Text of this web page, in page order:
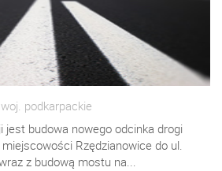
podkarpackie
jest budowa nowego odcinka drogi
Rzędzianowice do ul.
z budową mostu na...